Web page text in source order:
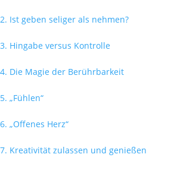
2. Ist geben seliger als nehmen?
3. Hingabe versus Kontrolle
4. Die Magie der Berührbarkeit
5. „Fühlen“
6. „Offenes Herz“
7. Kreativität zulassen und genießen